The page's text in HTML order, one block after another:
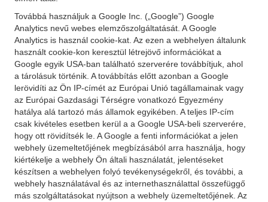
Továbbá használjuk a Google Inc. („Google”) Google
Analytics nevű webes elemzőszolgáltatását. A Google
Analytics is használ cookie-kat. Az ezen a webhelyen általunk
használt cookie-kon keresztül létrejövő információkat a
Google egyik USA-ban található szerverére továbbítjuk, ahol
a tárolásuk történik. A továbbítás előtt azonban a Google
lerövidíti az Ön IP-címét az Európai Unió tagállamainak vagy
az Európai Gazdasági Térségre vonatkozó Egyezmény
hatálya alá tartozó más államok egyikében. A teljes IP-cím
csak kivételes esetben kerül a a Google USA-beli szerverére,
hogy ott rövidítsék le. A Google a fenti információkat a jelen
webhely üzemeltetőjének megbízásából arra használja, hogy
kiértékelje a webhely Ön általi használatát, jelentéseket
készítsen a webhelyen folyó tevékenységekről, és további, a
webhely használatával és az internethasználattal összefüggő
más szolgáltatásokat nyújtson a webhely üzemeltetőjének. Az